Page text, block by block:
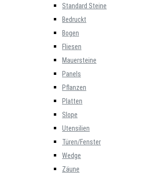
Standard Steine
Bedruckt
Bogen
Fliesen
Mauersteine
Panels
Pflanzen
Platten
Slope
Utensilien
Türen/Fenster
Wedge
Zäune